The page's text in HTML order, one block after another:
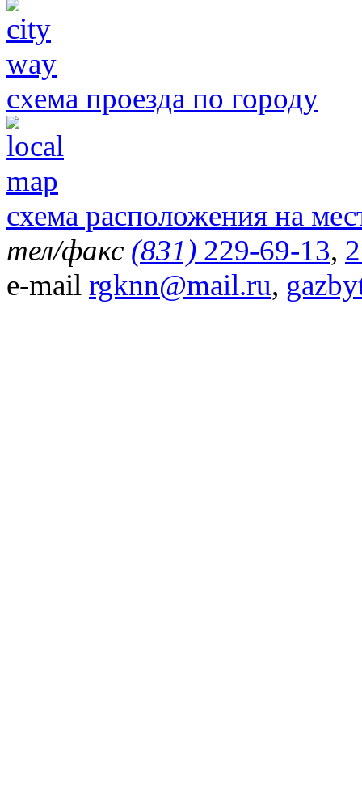
схема проезда по городу
схема расположения на
тел/факс (831) 229-69-13,
e-mail rgknn@mail.ru,